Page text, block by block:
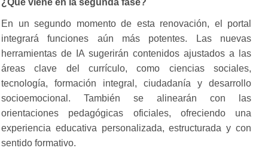
En un segundo momento de esta renovación, el portal
integrará funciones aún más potentes. Las nuevas
herramientas de IA sugerirán contenidos ajustados a las
áreas clave del currículo, como ciencias sociales,
tecnología, formación integral, ciudadanía y desarrollo
socioemocional. También se alinearán con las
orientaciones pedagógicas oficiales, ofreciendo una
experiencia educativa personalizada, estructurada y con
sentido formativo.